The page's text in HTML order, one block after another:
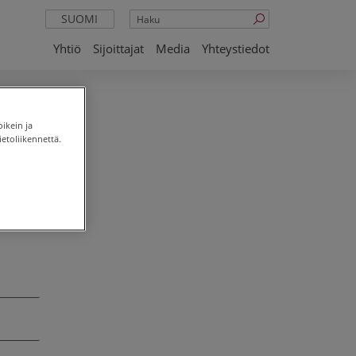
SUOMI
Haku
Yhtiö
Sijoittajat Media Yhteystiedot
ja